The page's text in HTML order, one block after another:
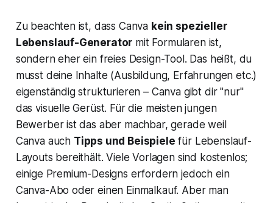
Zu beachten ist, dass Canva kein spezieller
Lebenslauf-Generator mit Formularen ist,
sondern eher ein freies Design-Tool. Das heißt, du
musst deine Inhalte (Ausbildung, Erfahrungen etc.)
eigenständig strukturieren – Canva gibt dir "nur"
das visuelle Gerüst. Für die meisten jungen
Bewerber ist das aber machbar, gerade weil
Canva auch Tipps und Beispiele für Lebenslauf-
Layouts bereithält. Viele Vorlagen sind kostenlos;
einige Premium-Designs erfordern jedoch ein
Canva-Abo oder einen Einmalkauf. Aber man